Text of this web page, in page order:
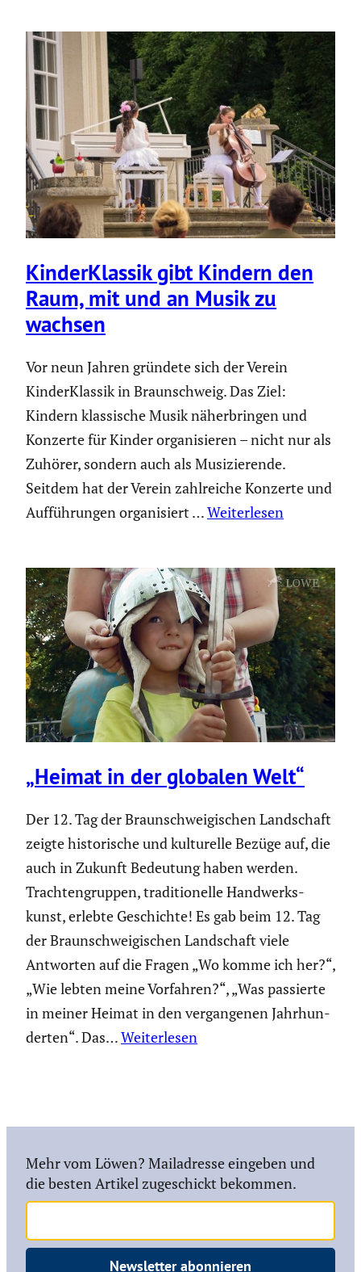
Kinder­Klassik gibt Kindern den
Raum, mit und an Musik zu
wachsen
Vor neun Jahren gründete sich der Verein
KinderKlassik in Braunschweig. Das Ziel:
Kindern klassische Musik näherbringen und
Konzerte für Kinder organisieren – nicht nur als
Zuhörer, sondern auch als Musizierende.
Seitdem hat der Verein zahlreiche Konzerte und
Aufführungen organisiert …Weiterlesen
„Heimat in der globalen Welt“
Der 12. Tag der Braun­schwei­gi­schen Landschaft
zeigte histo­ri­sche und kultu­relle Bezüge auf, die
auch in Zukunft Bedeutung haben werden.
Trach­ten­gruppen, tradi­tio­nelle Handwerks­
kunst, erlebte Geschichte! Es gab beim 12. Tag
der Braun­schwei­gi­schen Landschaft viele
Antworten auf die Fragen „Wo komme ich her?“,
„Wie lebten meine Vorfahren?“, „Was passierte
in meiner Heimat in den vergan­genen Jahrhun­
derten“. Das…Weiterlesen
Mehr vom Löwen? Mailadresse eingeben und
die besten Artikel zugeschickt bekommen.
Newsletter abonnieren